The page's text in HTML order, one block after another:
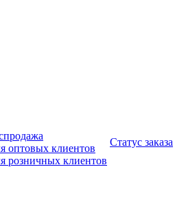
оптовых клиентов
розничных клиентов
Статус заказа